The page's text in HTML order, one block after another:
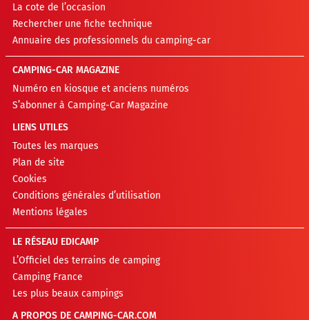
La cote de l’occasion
Rechercher une fiche technique
Annuaire des professionnels du camping-car
CAMPING-CAR MAGAZINE
Numéro en kiosque et anciens numéros
S’abonner à Camping-Car Magazine
LIENS UTILES
Toutes les marques
Plan de site
Cookies
Conditions générales d’utilisation
Mentions légales
LE RÉSEAU EDICAMP
L’Officiel des terrains de camping
Camping France
Les plus beaux campings
A PROPOS DE CAMPING-CAR.COM